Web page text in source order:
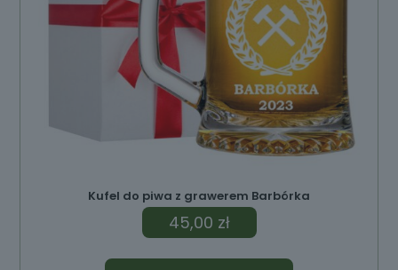
Kufel do piwa z grawerem Barbórka
45,00 zł